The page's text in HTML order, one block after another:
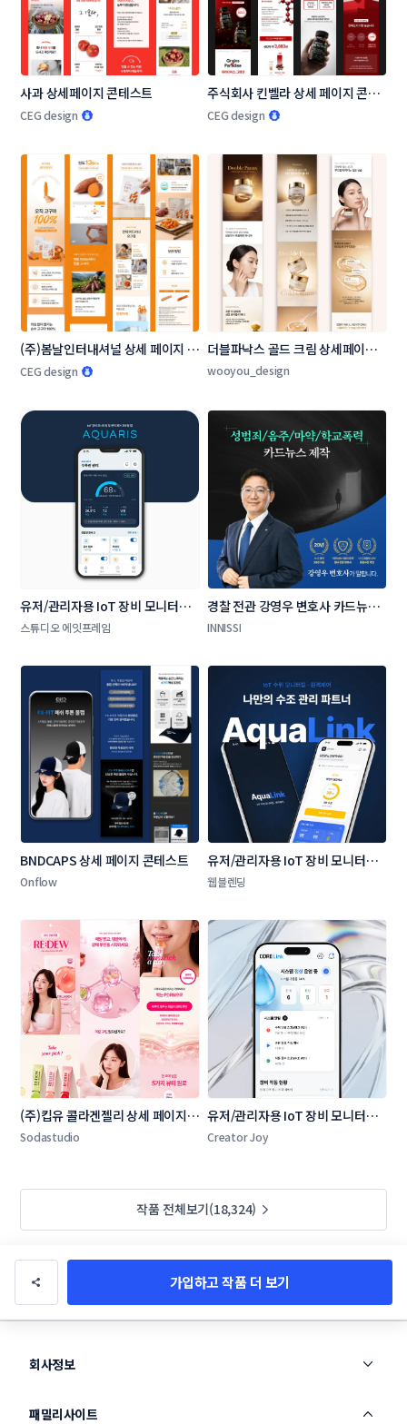
사과 상세페이지 콘테스트
CEG design
주식회사 킨벨라 상세 페이지 콘테
스트
CEG design
(주)봄날인터내셔널 상세 페이지 콘
테스트
CEG design
더블파낙스 골드 크림 상세페이지
제작
wooyou_design
유저/관리자용 IoT 장비 모니터링
및 원격 제어 모바일 앱 UI/UX
스튜디오 에잇프레임
경찰 전관 강영우 변호사 카드뉴스
제작 콘테스트
INNISSI
BNDCAPS 상세 페이지 콘테스트
Onflow
유저/관리자용 IoT 장비 모니터링
및 원격 제어 모바일 앱 UI/UX
웹블렌딩
(주)킵유 콜라겐젤리 상세 페이지
콘테스트
Sodastudio
유저/관리자용 IoT 장비 모니터링
및 원격 제어 모바일 앱 UI/UX
Creator Joy
작품 전체보기(18,324)
가입하고 작품 더 보기
회사정보
패밀리사이트